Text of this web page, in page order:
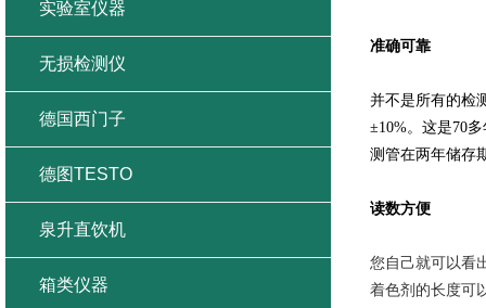
准确可靠
并不是所有的检
±10%。这是70
测管在两年储存
读数方便
您自己就可以看
着色剂的长度可
实验室仪器
无损检测仪
德国西门子
德图TESTO
泉升直饮机
箱类仪器